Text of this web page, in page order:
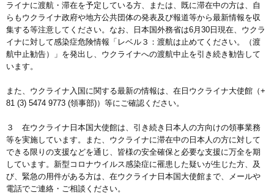
ライナに渡航・滞在を予定している方、または、既に滞在中の方は、自
らもウクライナ政府や地方公共団体の発表及び報道等から最新情報を収
集する等注意してください。なお、日本国外務省は6月30日現在、ウクラ
イナに対して感染症危険情報「レベル３：渡航は止めてください。（渡
航中止勧告）」を発出し、ウクライナへの渡航中止を引き続き勧告して
います。
また、ウクライナ入国に関する最新の情報は、在日ウクライナ大使館（+
81 (3) 5474 9773 (領事部)）等にご確認ください。
３ 在ウクライナ日本国大使館は、引き続き日本人の方向けの領事業務
等を実施しています。また、ウクライナに滞在中の日本人の方に対して
できる限りの支援などを通じ、皆様の安全確保と必要な支援に万全を期
しています。新型コロナウイルス感染症に罹患した疑いが生じた方、及
び、緊急の用件がある方は、在ウクライナ日本国大使館まで、メールや
電話でご連絡・ご相談ください。